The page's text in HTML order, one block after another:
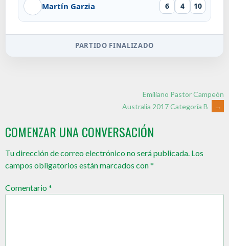
Martín Garzia 6 4 10
PARTIDO FINALIZADO
Emiliano Pastor Campeón
Australia 2017 Categoría B
→
COMENZAR UNA CONVERSACIÓN
Tu dirección de correo electrónico no será publicada. Los
campos obligatorios están marcados con*
Comentario*